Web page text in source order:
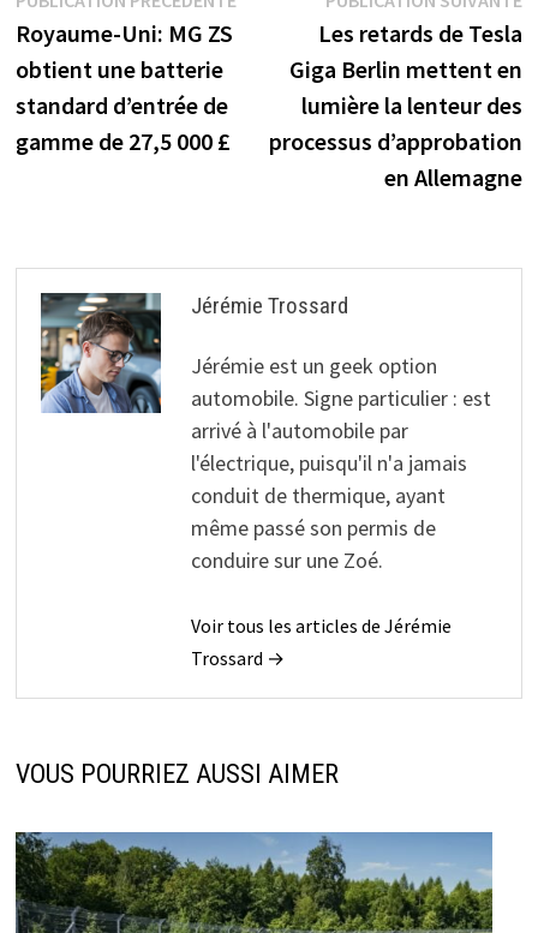
voitures
électriques et les
essais
en 2021 et 2 des 5
voitures les plus
vendues
de
l’article
précédente :
Royaume-Uni: MG ZS
obtient une batterie
standard d’entrée de
gamme de 27,5 000 £
Les retards de Tesla
Giga Berlin mettent en
lumière la lenteur des
processus d’approbation
en Allemagne
Jérémie Trossard
Jérémie est un geek option
automobile. Signe particulier : est
arrivé à l'automobile par
l'électrique, puisqu'il n'a jamais
conduit de thermique, ayant
même passé son permis de
conduire sur une Zoé.
Voir tous les articles de Jérémie
Trossard →
VOUS POURRIEZ AUSSI AIMER